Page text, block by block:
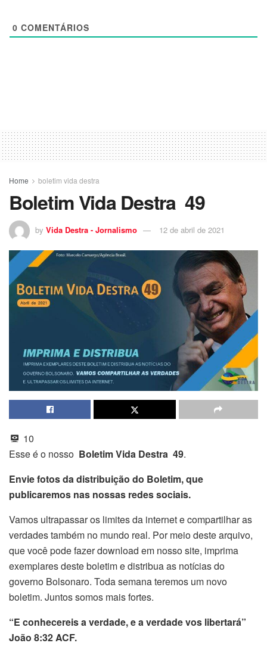
0 COMENTÁRIOS
Home boletim vida destra
Boletim Vida Destra 49
by Vida Destra - Jornalismo 12 de abril de 2021
10
Esse é o nosso Boletim Vida Destra 49.
Envie fotos da distribuição do Boletim, que
publicaremos nas nossas redes sociais.
Vamos ultrapassar os limites da internet e compartilhar as
verdades também no mundo real. Por meio deste arquivo,
que você pode fazer download em nosso site, imprima
exemplares deste boletim e distribua as notícias do
governo Bolsonaro. Toda semana teremos um novo
boletim. Juntos somos mais fortes.
“E conhecereis a verdade, e a verdade vos libertará”
João 8:32 ACF.